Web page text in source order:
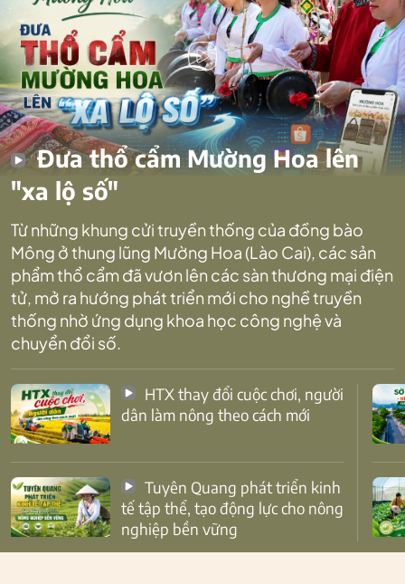
Đưa thổ cẩm Mường Hoa lên
"xa lộ số"
Từ những khung cửi truyền thống của đồng bào
Mông ở thung lũng Mường Hoa (Lào Cai), các sản
phẩm thổ cẩm đã vươn lên các sàn thương mại điện
tử, mở ra hướng phát triển mới cho nghề truyền
thống nhờ ứng dụng khoa học công nghệ và
chuyển đổi số.
dân làm nông theo cách mới
tế tập thể, tạo động lực cho nông
nghiệp bền vững